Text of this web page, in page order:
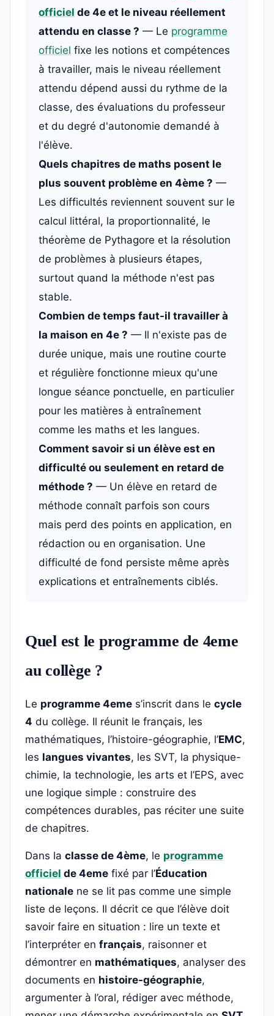
officiel de 4e et le niveau réellement
attendu en classe ? — Le programme
officiel fixe les notions et compétences
à travailler, mais le niveau réellement
attendu dépend aussi du rythme de la
classe, des évaluations du professeur
et du degré d'autonomie demandé à
l'élève.
Quels chapitres de maths posent le
plus souvent problème en 4ème ? —
Les difficultés reviennent souvent sur le
calcul littéral, la proportionnalité, le
théorème de Pythagore et la résolution
de problèmes à plusieurs étapes,
surtout quand la méthode n'est pas
stable.
Combien de temps faut-il travailler à
la maison en 4e ? — Il n'existe pas de
durée unique, mais une routine courte
et régulière fonctionne mieux qu'une
longue séance ponctuelle, en particulier
pour les matières à entraînement
comme les maths et les langues.
Comment savoir si un élève est en
difficulté ou seulement en retard de
méthode ? — Un élève en retard de
méthode connaît parfois son cours
mais perd des points en application, en
rédaction ou en organisation. Une
difficulté de fond persiste même après
explications et entraînements ciblés.
Quel est le programme de 4eme
au collège ?
Le programme 4eme s’inscrit dans le cycle
4 du collège. Il réunit le français, les
mathématiques, l’histoire-géographie, l’EMC,
les langues vivantes, les SVT, la physique-
chimie, la technologie, les arts et l’EPS, avec
une logique simple : construire des
compétences durables, pas réciter une suite
de chapitres.
Dans la classe de 4ème, le programme
officiel de 4eme fixé par l’Éducation
nationale ne se lit pas comme une simple
liste de leçons. Il décrit ce que l’élève doit
savoir faire en situation : lire un texte et
l’interpréter en français, raisonner et
démontrer en mathématiques, analyser des
documents en histoire-géographie,
argumenter à l’oral, rédiger avec méthode,